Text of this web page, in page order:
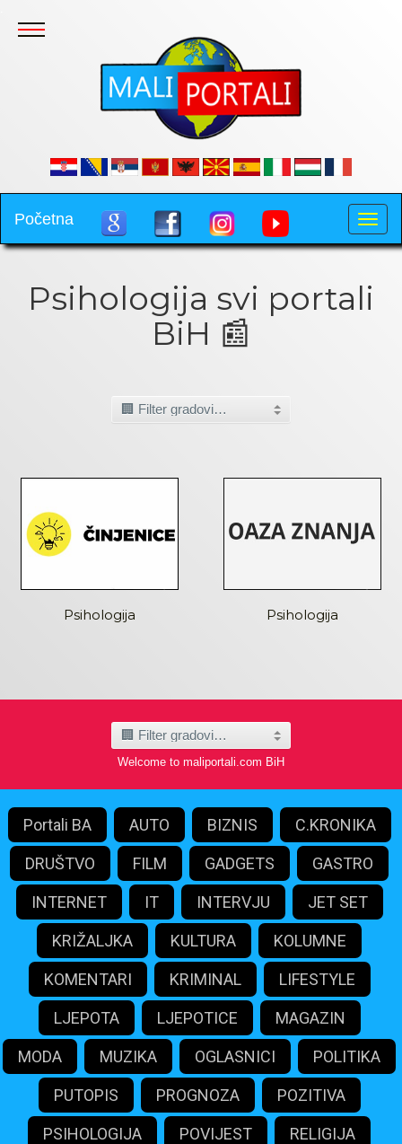
Toggle
Početna
Psihologija svi portali
BiH 📰
Psihologija Psihologija
Welcome to maliportali.com BiH
Portali BA AUTO BIZNIS C.KRONIKA
DRUŠTVO FILM GADGETS GASTRO
INTERNET IT INTERVJU JET SET
KRIŽALJKA KULTURA KOLUMNE
KOMENTARI KRIMINAL LIFESTYLE
LJEPOTA LJEPOTICE MAGAZIN
MODA MUZIKA OGLASNICI POLITIKA
PUTOPIS PROGNOZA POZITIVA
PSIHOLOGIJA POVIJEST RELIGIJA